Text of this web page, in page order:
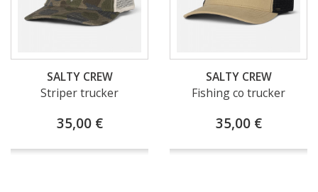
SALTY CREW
Striper trucker
35,00 €
SALTY CREW
Fishing co trucker
35,00 €